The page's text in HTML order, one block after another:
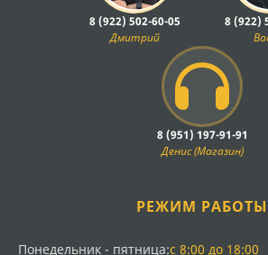
8 (922) 502-60-05
Дмитрий
8 (922)
8 (951) 197-91-91
Денис (Магазин)
РЕЖИМ РАБОТЫ
Понедельник - пятница:с 8:00 до 18:00